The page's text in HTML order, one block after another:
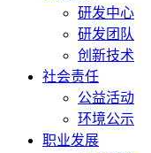
研发中心
研发团队
创新技术
社会责任
公益活动
环境公示
职业发展